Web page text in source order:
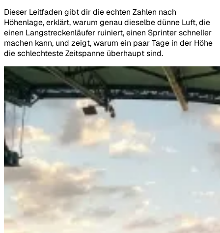
Dieser Leitfaden gibt dir die echten Zahlen nach
Höhenlage, erklärt, warum genau dieselbe dünne Luft, die
einen Langstreckenläufer ruiniert, einen Sprinter schneller
machen kann, und zeigt, warum ein paar Tage in der Höhe
die schlechteste Zeitspanne überhaupt sind.